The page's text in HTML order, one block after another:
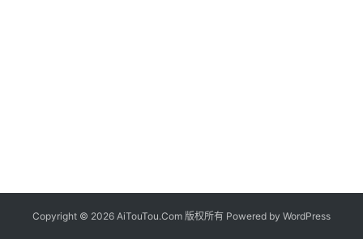
Copyright © 2026 AiTouTou.Com 版权所有 Powered by WordPress